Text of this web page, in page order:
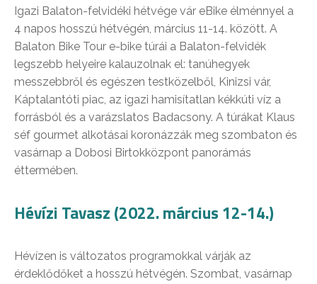
Igazi Balaton-felvidéki hétvége vár eBike élménnyel a
4 napos hosszú hétvégén, március 11-14. között. A
Balaton Bike Tour e-bike túrái a Balaton-felvidék
legszebb helyeire kalauzolnak el: tanúhegyek
messzebbről és egészen testközelből, Kinizsi vár,
Káptalantóti piac, az igazi hamisítatlan kékkúti víz a
forrásból és a varázslatos Badacsony. A túrákat Klaus
séf gourmet alkotásai koronázzák meg szombaton és
vasárnap a Dobosi Birtokközpont panorámás
éttermében.
Hévízi Tavasz (2022. március 12-14.)
Hévízen is változatos programokkal várják az
érdeklődőket a hosszú hétvégén. Szombat, vasárnap